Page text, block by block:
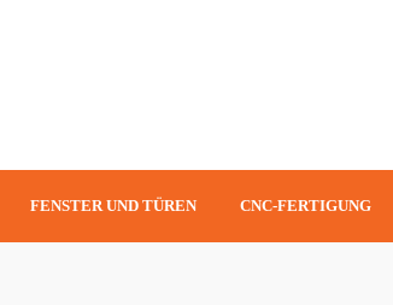
FENSTER UND TÜREN CNC-FERTIGUNG